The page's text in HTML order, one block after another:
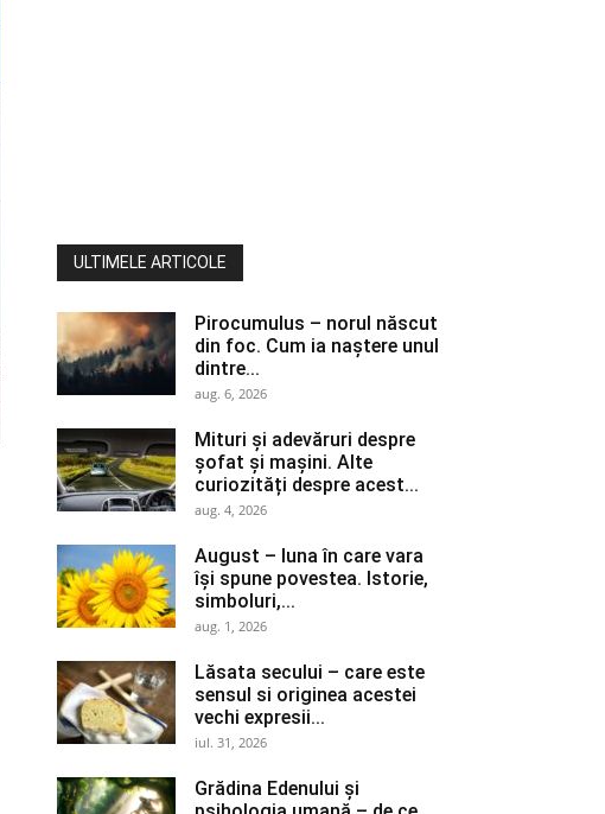
ULTIMELE ARTICOLE
Pirocumulus – norul născut
din foc. Cum ia naștere unul
dintre...
aug. 6, 2026
Mituri și adevăruri despre
șofat și mașini. Alte
curiozități despre acest...
aug. 4, 2026
August – luna în care vara
își spune povestea. Istorie,
simboluri,...
aug. 1, 2026
Lăsata secului – care este
sensul si originea acestei
vechi expresii...
iul. 31, 2026
Grădina Edenului și